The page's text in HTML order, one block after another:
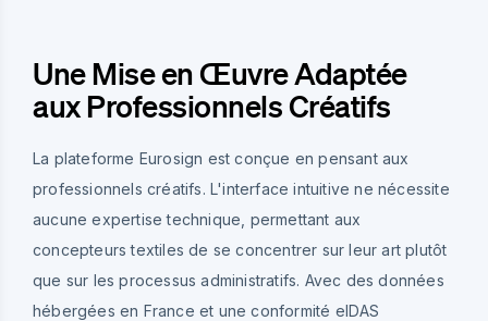
Une Mise en Œuvre Adaptée
aux Professionnels Créatifs
La plateforme Eurosign est conçue en pensant aux
professionnels créatifs. L'interface intuitive ne nécessite
aucune expertise technique, permettant aux
concepteurs textiles de se concentrer sur leur art plutôt
que sur les processus administratifs. Avec des données
hébergées en France et une conformité eIDAS